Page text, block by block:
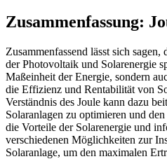
Zusammenfassung:
Zusammenfassend lässt sich
der Photovoltaik und Solarenergie
Maßeinheit der Energie, sondern
die Effizienz und Rentabilität von
Verständnis des Joule kann dazu
Solaranlagen zu optimieren und
die Vorteile der Solarenergie und
verschiedenen Möglichkeiten zur
Solaranlage, um den maximalen